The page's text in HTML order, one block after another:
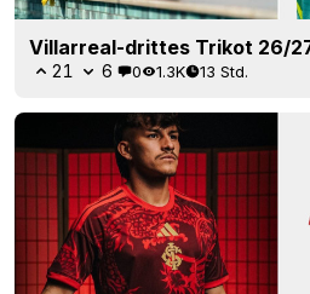
Villarreal-drittes Trikot 26/
21 6 0 1.3K 13 Std.